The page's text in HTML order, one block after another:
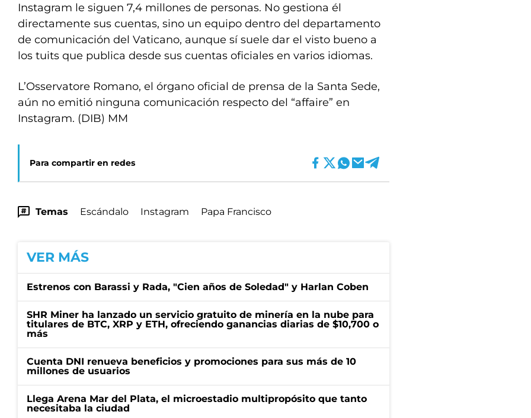
Instagram le siguen 7,4 millones de personas. No gestiona él
directamente sus cuentas, sino un equipo dentro del departamento
de comunicación del Vaticano, aunque sí suele dar el visto bueno a
los tuits que publica desde sus cuentas oficiales en varios idiomas.
L’Osservatore Romano, el órgano oficial de prensa de la Santa Sede,
aún no emitió ninguna comunicación respecto del “affaire” en
Instagram. (DIB) MM
Para compartir en redes
Temas Escándalo Instagram Papa Francisco
VER MÁS
Estrenos con Barassi y Rada, "Cien años de Soledad" y Harlan Coben
SHR Miner ha lanzado un servicio gratuito de minería en la nube para
titulares de BTC, XRP y ETH, ofreciendo ganancias diarias de $10,700 o
más
Cuenta DNI renueva beneficios y promociones para sus más de 10
millones de usuarios
Llega Arena Mar del Plata, el microestadio multipropósito que tanto
necesitaba la ciudad